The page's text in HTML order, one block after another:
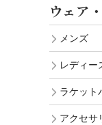
ウェア
メンズ
レディー
ラケット
アクセサ